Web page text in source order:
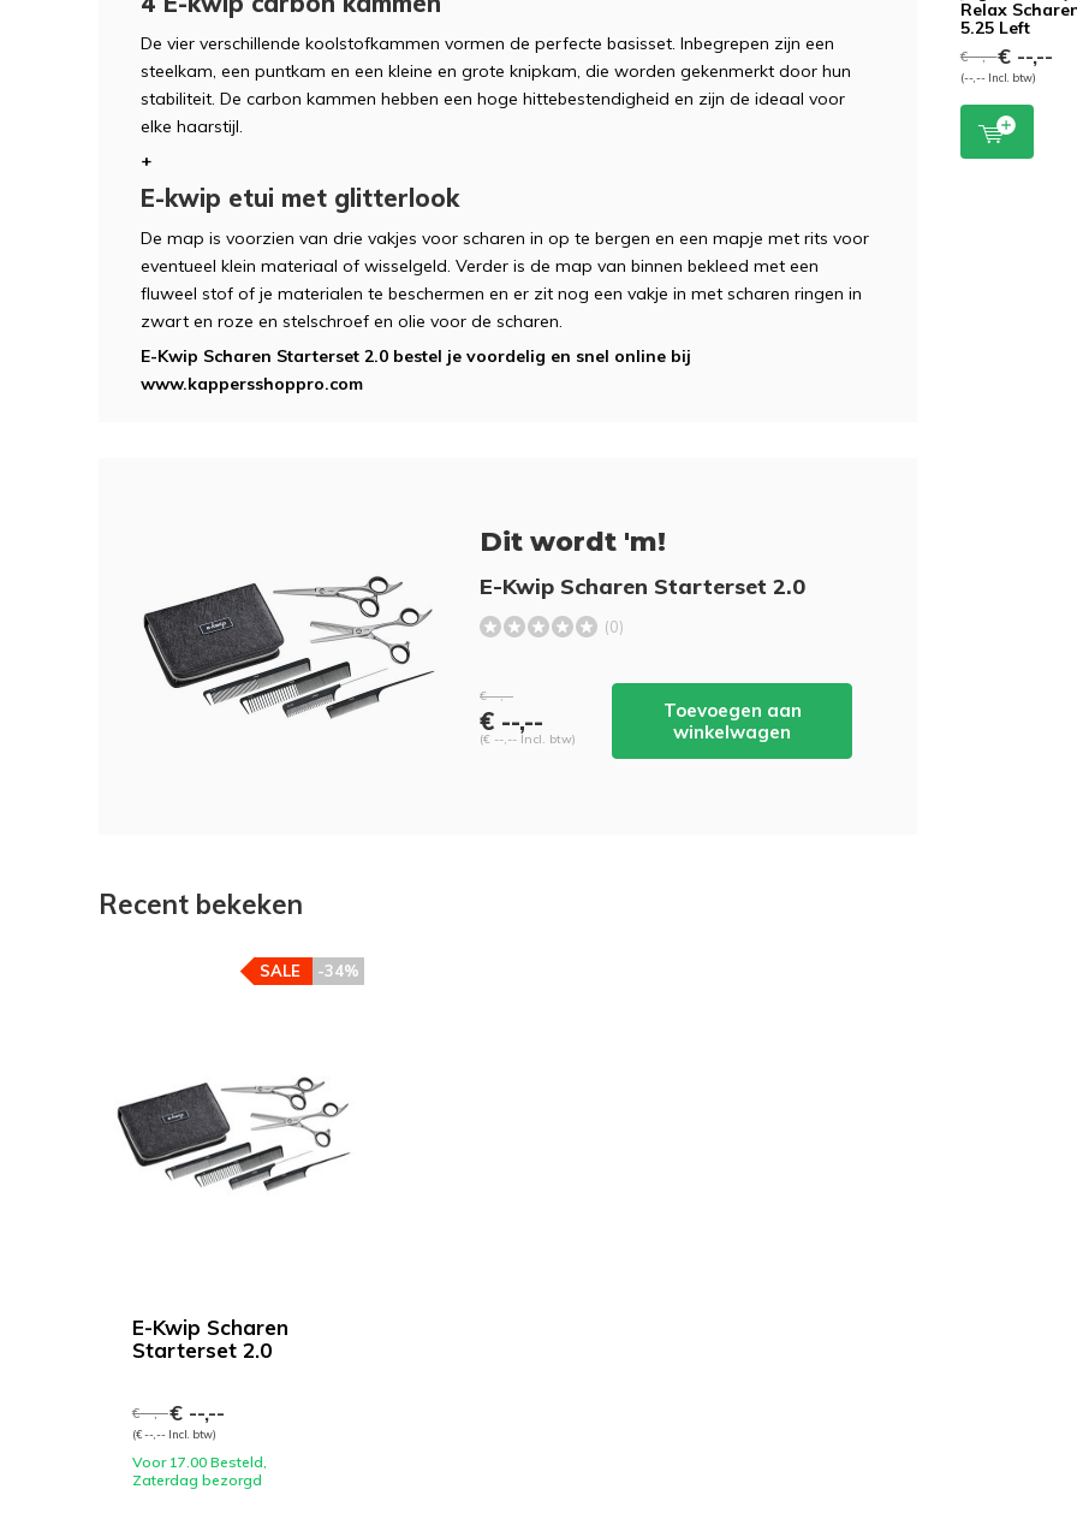
De vier verschillende koolstofkammen vormen de perfecte basisset. Inbegrepen zijn een
steelkam, een puntkam en een kleine en grote knipkam, die worden gekenmerkt door hun
stabiliteit. De carbon kammen hebben een hoge hittebestendigheid en zijn de ideaal voor
elke haarstijl.
+
E-kwip etui met glitterlook
De map is voorzien van drie vakjes voor scharen in op te bergen en een mapje met rits voor
eventueel klein materiaal of wisselgeld. Verder is de map van binnen bekleed met een
fluweel stof of je materialen te beschermen en er zit nog een vakje in met scharen ringen in
zwart en roze en stelschroef en olie voor de scharen.
E-Kwip Scharen Starterset 2.0 bestel je voordelig en snel online bij
www.kappersshoppro.com
Dit wordt 'm!
E-Kwip Scharen Starterset 2.0
(0)
€ --,--
€ --,--
(€ --,-- Incl. btw)
Toevoegen aan
winkelwagen
Relax
5.25 Left
€ --,--€ --,--
(--,-- Incl. btw)
Recent bekeken
E-Kwip Scharen
Starterset 2.0
-34%
SALE
€ --,--€ --,--
(€ --,-- Incl. btw)
Voor 17.00 Besteld,
Zaterdag bezorgd